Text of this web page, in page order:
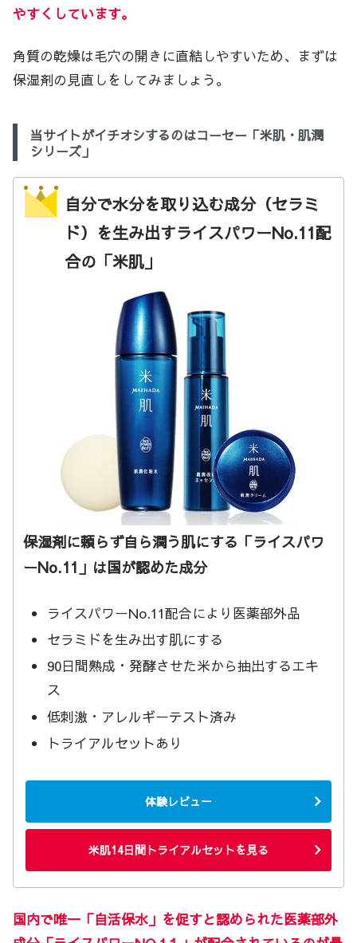
やすくしています。
角質の乾燥は毛穴の開きに直結しやすいため、まずは
保湿剤の見直しをしてみましょう。
当サイトがイチオシするのはコーセー「米肌・肌潤
シリーズ」
自分で水分を取り込む成分（セラミ
ド）を生み出すライスパワーNo.11配
合の「米肌」
保湿剤に頼らず自ら潤う肌にする「ライスパワ
ーNo.11」は国が認めた成分
ライスパワーNo.11配合により医薬部外品
セラミドを生み出す肌にする
90日間熟成・発酵させた米から抽出するエキ
ス
低刺激・アレルギーテスト済み
トライアルセットあり
体験レビュー
米肌14日間トライアルセットを見る
国内で唯一「自活保水」を促すと認められた医薬部外